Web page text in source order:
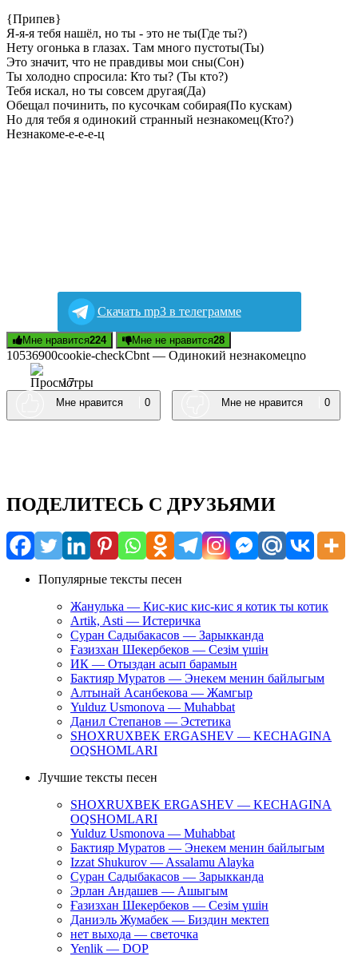
{Припев}
Я-я-я тебя нашёл, но ты - это не ты(Где ты?)
Нету огонька в глазах. Там много пустоты(Ты)
Это значит, что не правдивы мои сны(Сон)
Ты холодно спросила: Кто ты? (Ты кто?)
Тебя искал, но ты совсем другая(Да)
Обещал починить, по кусочкам собирая(По кускам)
Но для тебя я одинокий странный незнакомец(Кто?)
Незнакоме-е-е-е-ц
Скачать mp3 в телеграмме
Мне нравится224 Мне не нравится28
10536900cookie-checkСbnt — Oдинoкий нeзнaкoмeцno
17
Мне нравится 0 Мне не нравится 0
ПОДЕЛИТЕСЬ С ДРУЗЬЯМИ
Популярные тексты песен
Жанулька — Кис-кис кис-кис я котик ты котик
Artik, Asti — Истеричка
Суран Садыбакасов — Зарыкканда
Ғазизхан Шекербеков — Сезім үшін
ИК — Отыздан асып барамын
Бактияр Муратов — Энекем менин байлыгым
Алтынай Асанбекова — Жамгыр
Yulduz Usmonova — Muhabbat
Данил Степанов — Эстетика
SHOXRUXBEK ERGASHEV — KECHAGINA
OQSHOMLARI
Лучшие тексты песен
SHOXRUXBEK ERGASHEV — KECHAGINA
OQSHOMLARI
Yulduz Usmonova — Muhabbat
Бактияр Муратов — Энекем менин байлыгым
Izzat Shukurov — Assalamu Alayka
Суран Садыбакасов — Зарыкканда
Эрлан Андашев — Ашыгым
Ғазизхан Шекербеков — Сезім үшін
Даниэль Жумабек — Биздин мектеп
нет выхода — светочка
Yenlik — DOP